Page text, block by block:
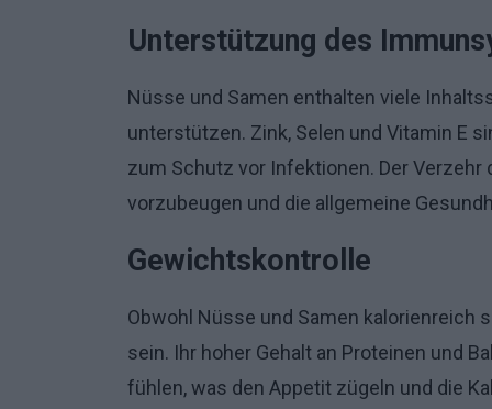
Unterstützung des
Nüsse und Samen enthalten viele
unterstützen. Zink, Selen und Vitamin E
zum Schutz vor Infektionen. Der
vorzubeugen und die allgemeine
Gewichtskontrolle
Obwohl Nüsse und Samen kalorienreich
sein. Ihr hoher Gehalt an Proteinen und
fühlen, was den Appetit zügeln und die